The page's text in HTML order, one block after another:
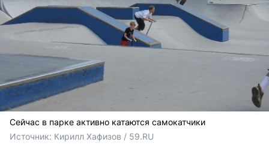
Сейчас в парке активно катаются самокатчики
Источник: Кирилл Хафизов / 59.RU